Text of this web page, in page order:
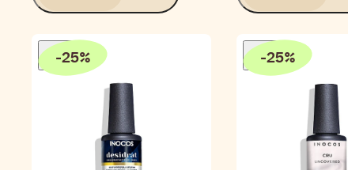
-25% -25%